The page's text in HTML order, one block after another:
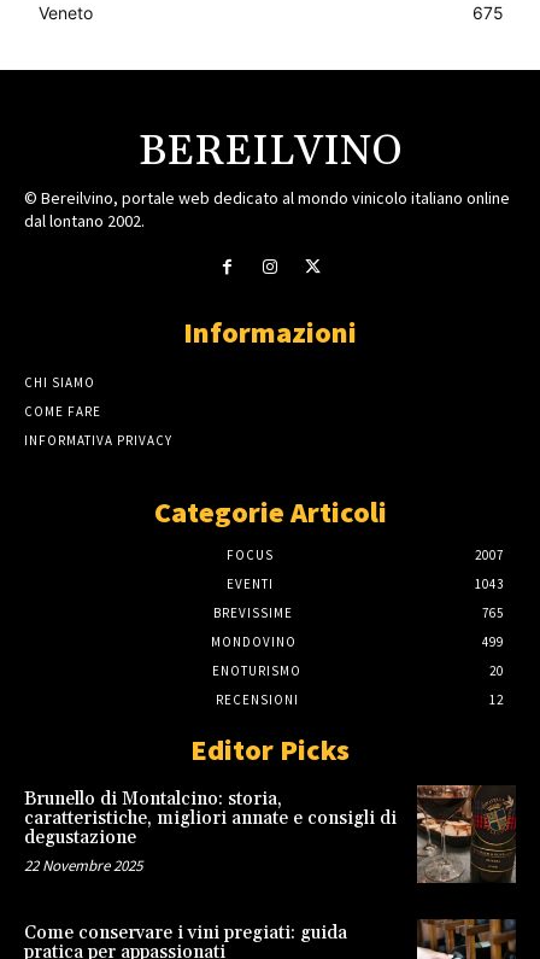
Veneto
675
BEREILVINO
© Bereilvino, portale web dedicato al mondo vinicolo italiano online
dal lontano 2002.
Informazioni
CHI SIAMO
COME FARE
INFORMATIVA PRIVACY
Categorie Articoli
FOCUS
2007
EVENTI
1043
BREVISSIME
765
MONDOVINO
499
ENOTURISMO
20
RECENSIONI
12
Editor Picks
Brunello di Montalcino: storia,
caratteristiche, migliori annate e consigli di
degustazione
22 Novembre 2025
Come conservare i vini pregiati: guida
pratica per appassionati